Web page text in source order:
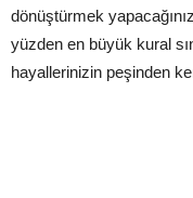
dönüştürmek
yüzden en büyük kural
hayallerinizin peşinden